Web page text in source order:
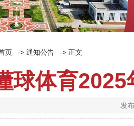
页 -> 通知公告 -> 正文
球体育
发